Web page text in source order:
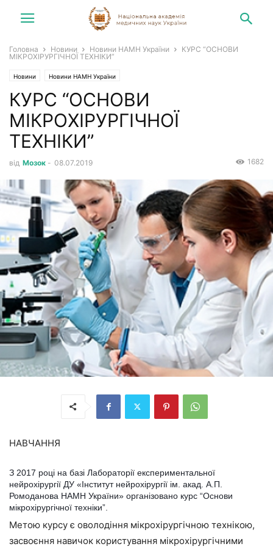
Головна Новини Новини НАМН України
КУРС “ОСНОВИ
МІКРОХІРУРГІЧНОЇ ТЕХНІКИ”
Новини Новини НАМН України
КУРС “ОСНОВИ
МІКРОХІРУРГІЧНОЇ
ТЕХНІКИ”
від Мозок - 08.07.2019 1682
НАВЧАННЯ
З 2017 році на базі Лабораторії експериментальної
нейрохірургії ДУ «Інститут нейрохірургії ім. акад. А.П.
Ромоданова НАМН України» організовано курс “Основи
мікрохірургічної техніки”.
Метою курсу є оволодіння мікрохірургічною технікою,
засвоєння навичок користування мікрохірургічними